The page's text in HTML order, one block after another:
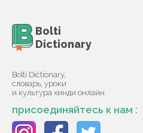
Bolti
Dictionary
Bolti Dictionary,
словарь, уроки
и культура хинди онлайн
присоединяйтесь к нам :